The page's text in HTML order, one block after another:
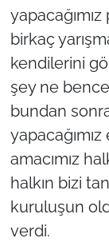
birkaç
kendilerini
şey ne
bundan
amacımız
halkın bizi
kuruluşun
verdi.